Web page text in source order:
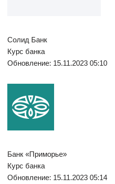
Солид Банк
Курс банка
Обновление: 15.11.2023 05:10
Банк «Приморье»
Курс банка
Обновление: 15.11.2023 05:14